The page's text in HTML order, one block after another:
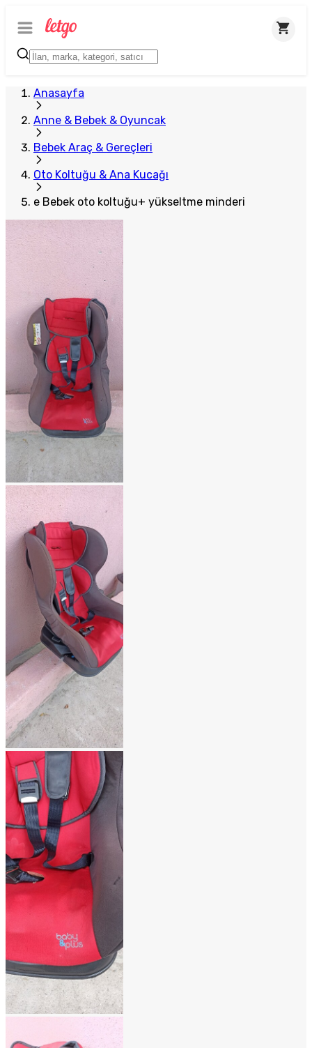
Anasayfa
Anne & Bebek & Oyuncak
Bebek Araç & Gereçleri
Oto Koltuğu & Ana Kucağı
e Bebek oto koltuğu+ yükseltme minderi